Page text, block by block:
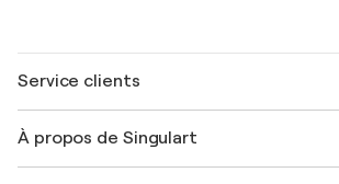
Service clients
Expédition
À propos de Singulart